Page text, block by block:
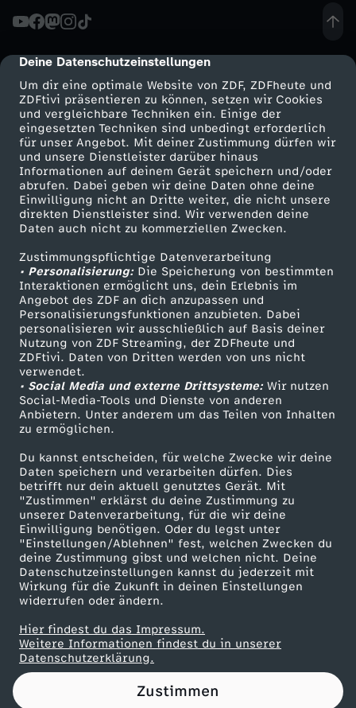
cmp-dialog-description
Deine Datenschutzeinstellungen
Um dir eine optimale Website von ZDF, ZDFheute und
ZDFtivi präsentieren zu können, setzen wir Cookies
und vergleichbare Techniken ein. Einige der
eingesetzten Techniken sind unbedingt erforderlich
für unser Angebot. Mit deiner Zustimmung dürfen wir
und unsere Dienstleister darüber hinaus
Informationen auf deinem Gerät speichern und/oder
abrufen. Dabei geben wir deine Daten ohne deine
Einwilligung nicht an Dritte weiter, die nicht unsere
direkten Dienstleister sind. Wir verwenden deine
Daten auch nicht zu kommerziellen Zwecken.
Zustimmungspflichtige Datenverarbeitung
• Personalisierung:Die Speicherung von bestimmten
Interaktionen ermöglicht uns, dein Erlebnis im
Angebot des ZDF an dich anzupassen und
Personalisierungsfunktionen anzubieten. Dabei
personalisieren wir ausschließlich auf Basis deiner
Nutzung von ZDF Streaming, der ZDFheute und
ZDFtivi. Daten von Dritten werden von uns nicht
verwendet.
• Social Media und externe Drittsysteme:Wir nutzen
Social-Media-Tools und Dienste von anderen
Anbietern. Unter anderem um das Teilen von Inhalten
zu ermöglichen.
Du kannst entscheiden, für welche Zwecke wir deine
Daten speichern und verarbeiten dürfen. Dies
betrifft nur dein aktuell genutztes Gerät. Mit
"Zustimmen" erklärst du deine Zustimmung zu
unserer Datenverarbeitung, für die wir deine
Einwilligung benötigen. Oder du legst unter
"Einstellungen/Ablehnen" fest, welchen Zwecken du
deine Zustimmung gibst und welchen nicht. Deine
Datenschutzeinstellungen kannst du jederzeit mit
Wirkung für die Zukunft in deinen Einstellungen
widerrufen oder ändern.
Hier findest du das Impressum.
Weitere Informationen findest du in unserer
Datenschutzerklärung.
Zustimmen
Mehr ZDF
ZDF-Apps
Smart TV
ZDFtext
Livestreams
Sendungen A-Z
TV-Programm
Service
ZDFmitreden
Kontakt zum ZDF
Tickets
Zuschauerservice
Hilfe
ZDF Unternehmen
Karriere
ZDF goes Schule
Werbefernsehen
Mainzelmännchen
Partner